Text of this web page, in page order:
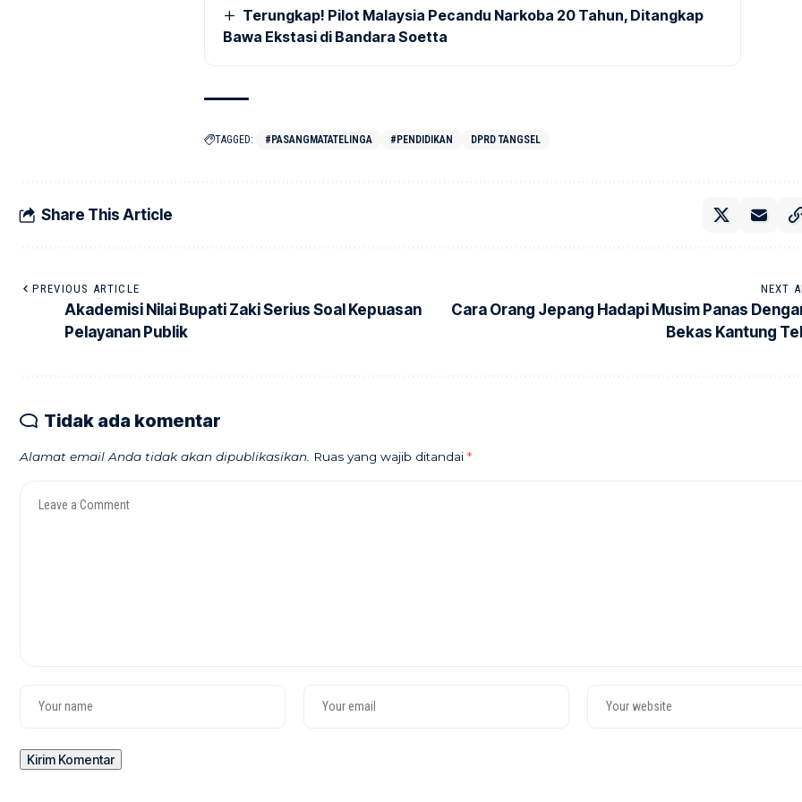
Terungkap! Pilot Malaysia Pecandu Narkoba 20 Tahun, Ditangkap
Bawa Ekstasi di Bandara Soetta
TAGGED: #PASANGMATATELINGA #PENDIDIKAN DPRD TANGSEL
Share This Article
PREVIOUS ARTICLE
Akademisi Nilai Bupati Zaki Serius Soal Kepuasan
Pelayanan Publik
NEXT
Cara Orang Jepang Hadapi Musim Panas
Bekas Kantung
Tidak ada komentar
Alamat email Anda tidak akan dipublikasikan. Ruas yang wajib ditandai *